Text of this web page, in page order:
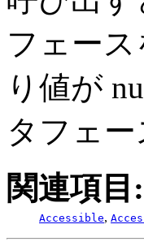
フェー
り値が
タフェ
関連項目:
Accessible,